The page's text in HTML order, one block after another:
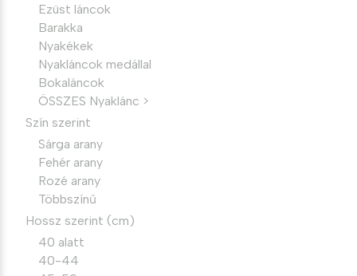
Ezüst láncok
Barakka
Nyakékek
Nyakláncok medállal
Bokaláncok
ÖSSZES Nyaklánc >
Szín szerint
Sárga arany
Fehér arany
Rozé arany
Többszínű
Hossz szerint (cm)
40 alatt
40-44